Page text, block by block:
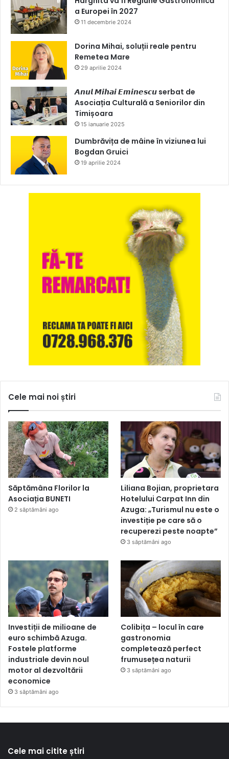
a Europei în 2027
11 decembrie 2024
Dorina Mihai, soluții reale pentru
Remetea Mare
29 aprilie 2024
𝘼𝙣𝙪𝙡 𝙈𝙞𝙝𝙖𝙞 𝙀𝙢𝙞𝙣𝙚𝙨𝙘𝙪 serbat de
Asociația Culturală a Seniorilor din
Timișoara
15 ianuarie 2025
Dumbrăvița de mâine în viziunea lui
Bogdan Gruici
19 aprilie 2024
Cele mai noi știri
Săptămâna Florilor la
Asociația BUNETI
2 săptămâni ago
Liliana Bojian, proprietara
Hotelului Carpat Inn din
Azuga: „Turismul nu este o
investiție pe care să o
recuperezi peste noapte”
3 săptămâni ago
Investiții de milioane de
euro schimbă Azuga.
Fostele platforme
industriale devin noul
motor al dezvoltării
economice
3 săptămâni ago
Colibița – locul în care
gastronomia
completează perfect
frumusețea naturii
3 săptămâni ago
Cele mai citite știri